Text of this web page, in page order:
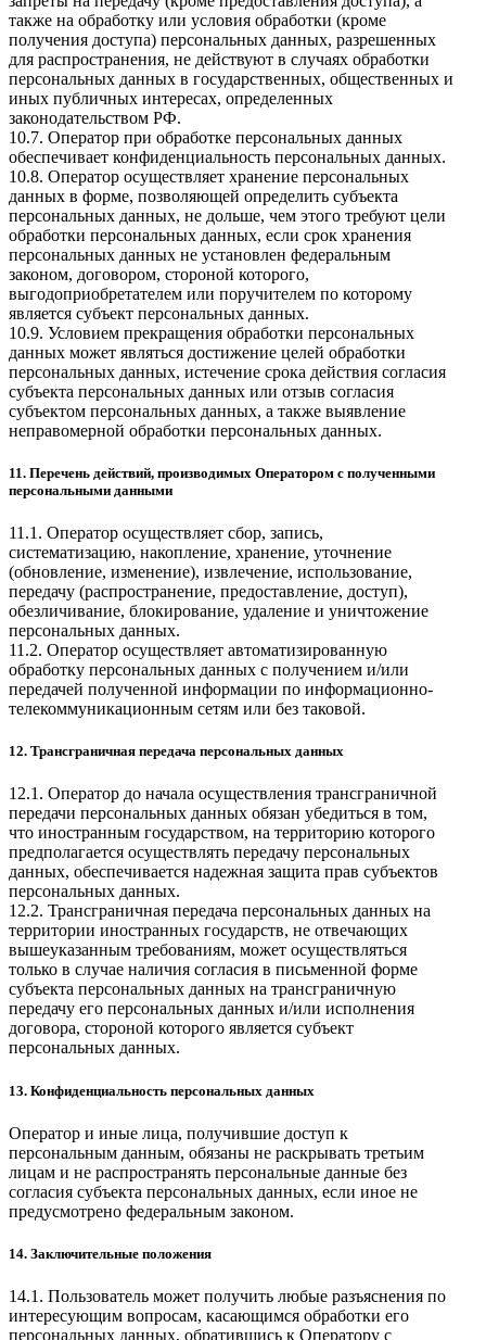
также на обработку или условия обработки (кроме
получения доступа) персональных данных, разрешенных
для распространения, не действуют в случаях обработки
персональных данных в государственных, общественных и
иных публичных интересах, определенных
законодательством РФ.
10.7. Оператор при обработке персональных данных
обеспечивает конфиденциальность персональных данных.
10.8. Оператор осуществляет хранение персональных
данных в форме, позволяющей определить субъекта
персональных данных, не дольше, чем этого требуют цели
обработки персональных данных, если срок хранения
персональных данных не установлен федеральным
законом, договором, стороной которого,
выгодоприобретателем или поручителем по которому
является субъект персональных данных.
10.9. Условием прекращения обработки персональных
данных может являться достижение целей обработки
персональных данных, истечение срока действия согласия
субъекта персональных данных или отзыв согласия
субъектом персональных данных, а также выявление
неправомерной обработки персональных данных.
11. Перечень действий, производимых Оператором с полученными
персональными данными
11.1. Оператор осуществляет сбор, запись,
систематизацию, накопление, хранение, уточнение
(обновление, изменение), извлечение, использование,
передачу (распространение, предоставление, доступ),
обезличивание, блокирование, удаление и уничтожение
персональных данных.
11.2. Оператор осуществляет автоматизированную
обработку персональных данных с получением и/или
передачей полученной информации по информационно-
телекоммуникационным сетям или без таковой.
12. Трансграничная передача персональных данных
12.1. Оператор до начала осуществления трансграничной
передачи персональных данных обязан убедиться в том,
что иностранным государством, на территорию которого
предполагается осуществлять передачу персональных
данных, обеспечивается надежная защита прав субъектов
персональных данных.
12.2. Трансграничная передача персональных данных на
территории иностранных государств, не отвечающих
вышеуказанным требованиям, может осуществляться
только в случае наличия согласия в письменной форме
субъекта персональных данных на трансграничную
передачу его персональных данных и/или исполнения
договора, стороной которого является субъект
персональных данных.
13. Конфиденциальность персональных данных
Оператор и иные лица, получившие доступ к
персональным данным, обязаны не раскрывать третьим
лицам и не распространять персональные данные без
согласия субъекта персональных данных, если иное не
предусмотрено федеральным законом.
14. Заключительные положения
14.1. Пользователь может получить любые разъяснения по
интересующим вопросам, касающимся обработки его
персональных данных, обратившись к Оператору с